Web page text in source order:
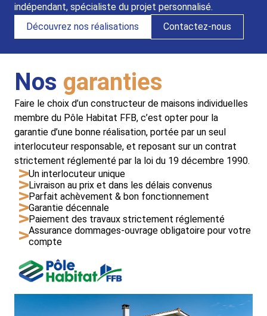
indépendant, spécialiste du projet personnalisé.
Découvrez nos réalisations
Contactez-nous
Nos garanties
Faire le choix d’un constructeur de maisons individuelles
membre du Pôle Habitat FFB, c’est opter pour la
garantie d’une bonne réalisation, portée par un seul
interlocuteur responsable, et reposant sur un contrat
strictement réglementé par la loi du 19 décembre 1990.
Un interlocuteur unique
Livraison au prix et dans les délais convenus
Parfait achèvement & bon fonctionnement
Garantie décennale
Paiement des travaux strictement réglementé
Assurance dommages-ouvrage obligatoire pour votre
compte